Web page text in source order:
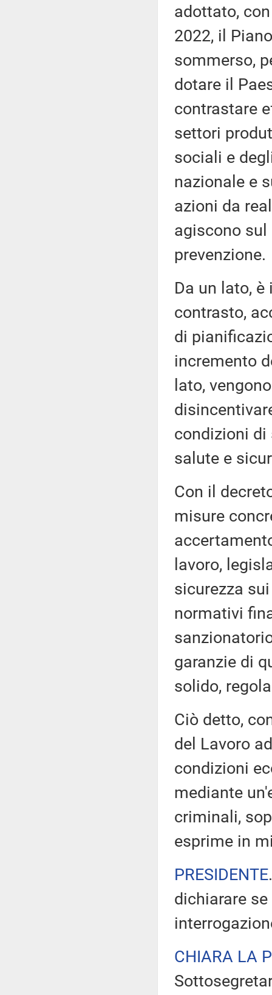
adottato,
2022, il
sommerso,
dotare il
contrastare
settori
sociali e
nazionale e
azioni da
agiscono sul
prevenzione.
Da un lato,
contrasto,
di
incremento
lato,
condizioni
salute e
Con il
misure
lavoro,
sicurezza
normativi
garanzie di
solido,
Ciò detto,
del Lavoro
condizioni
mediante
criminali,
esprime in
PRESIDENTE
dichiarare
CHIARA LA